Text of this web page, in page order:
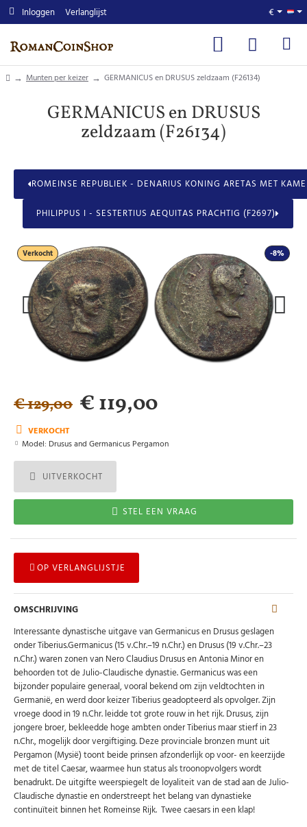
Abonneer u op onze nieuwsbrief
Inloggen Verlanglijst €
homeMunten per keizer GERMANICUS en DRUSUS zeldzaam (F26134)
GERMANICUS en DRUSUS
zeldzaam (F26134)
ROMEINSE REPUBLIEK - DENARIUS KONING ARETAS MET
PHILIPPUS I - SESTERTIUS AEQUITAS PRACHTIG (F2697)
-8%
Verkocht
VERKOCHT
Model: Drusus and Germanicus Pergamon
€ 119,00
€ 129,00
UITVERKOCHT
STEL EEN VRAAG
OP VERLANGLIJSTJE
OMSCHRIJVING
Interessante dynastische uitgave van Germanicus en Drusus geslagen
onder Tiberius.Germanicus (15 v.Chr.–19 n.Chr.) en Drusus (19 v.Chr.–23
n.Chr.) waren zonen van Nero Claudius Drusus en Antonia Minor en
behoorden tot de Julio-Claudische dynastie. Germanicus was een
bijzonder populaire generaal, vooral bekend om zijn veldtochten in
Germanië, en werd door keizer Tiberius geadopteerd als opvolger. Zijn
vroege dood in 19 n.Chr. leidde tot grote rouw in het rijk. Drusus, zijn
jongere broer, bekleedde hoge ambten onder Tiberius maar stierf in 23
n.Chr., mogelijk door vergiftiging. Deze provinciale bronzen munt uit
Pergamon (Mysië) toont beide prinsen afzonderlijk op voor- en keerzijde
met de titel Caesar, waarmee hun status als troonopvolgers wordt
benadrukt. De uitgifte weerspiegelt de loyaliteit van de stad aan de Julio-
Claudische dynastie en onderstreept het belang van dynastieke
continuïteit binnen het Romeinse Rijk. Twee caesars in een klap!